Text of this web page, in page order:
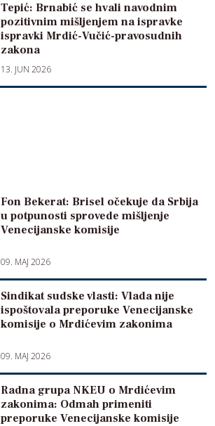
Tepić: Brnabić se hvali navodnim
pozitivnim mišljenjem na ispravke
ispravki Mrdić-Vučić-pravosudnih
zakona
13. JUN 2026
Fon Bekerat: Brisel očekuje da Srbija
u potpunosti sprovede mišljenje
Venecijanske komisije
09. MAJ 2026
Sindikat sudske vlasti: Vlada nije
ispoštovala preporuke Venecijanske
komisije o Mrdićevim zakonima
09. MAJ 2026
Radna grupa NKEU o Mrdićevim
zakonima: Odmah primeniti
preporuke Venecijanske komisije